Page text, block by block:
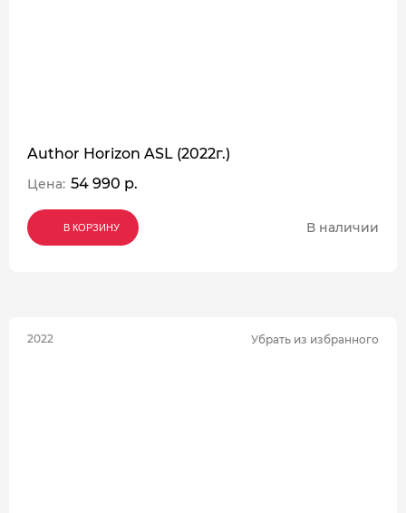
Author Horizon ASL (2022г.)
Цена: 54 990 р.
В КОРЗИНУ
В КОРЗИНУ
В КОРЗИНУ В наличии
2022 Убрать из избранного